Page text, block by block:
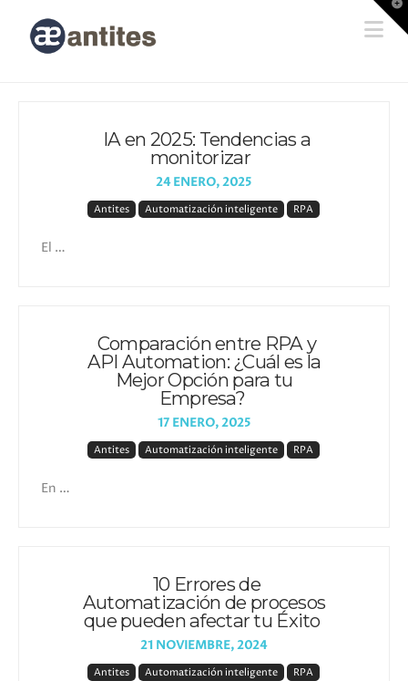
IA en 2025: Tendencias a
monitorizar
24 ENERO, 2025
Antites Automatización inteligente RPA
El …
Comparación entre RPA y
API Automation: ¿Cuál es la
Mejor Opción para tu
Empresa?
17 ENERO, 2025
Antites Automatización inteligente RPA
En …
10 Errores de
Automatización de procesos
que pueden afectar tu Éxito
21 NOVIEMBRE, 2024
Antites Automatización inteligente RPA